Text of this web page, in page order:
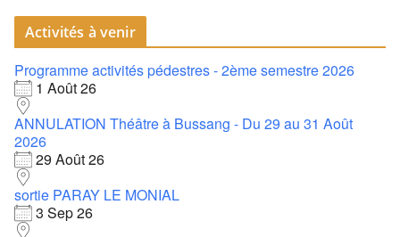
Activités à venir
Programme activités pédestres - 2ème semestre 2026
1 Août 26
ANNULATION Théâtre à Bussang - Du 29 au 31 Août
2026
29 Août 26
sortie PARAY LE MONIAL
3 Sep 26